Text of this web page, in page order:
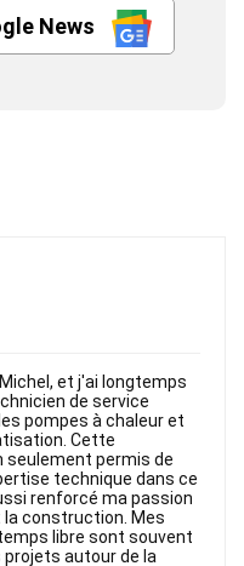
News
et j'ai longtemps
de service
pompes à chaleur et
Cette
seulement permis de
technique dans ce
renforcé ma passion
la construction. Mes
libre sont souvent
autour de la